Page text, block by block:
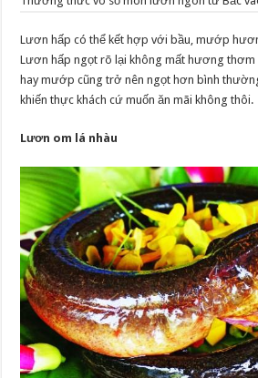
Lươn hấp có thể kết hợp với bầu, mướp
Lươn hấp ngọt rõ lại không mất hương thơm
hay mướp cũng trở nên ngọt hơn bình
khiến thực khách cứ muốn ăn mãi không thôi.
Lươn om lá nhàu